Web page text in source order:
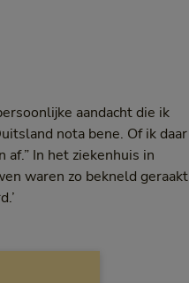
aandacht die ik
nota bene. Of ik daar
In het ziekenhuis in
waren zo bekneld geraakt